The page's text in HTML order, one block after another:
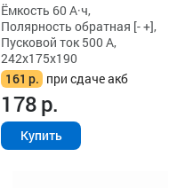
Ёмкость 60 А·ч,
Полярность обратная [- +],
Пусковой ток 500 А,
242x175x190
161 р. при сдаче акб
178р.
Купить